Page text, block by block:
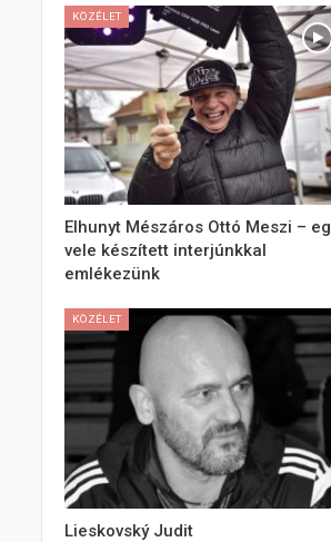
KÖZÉLET
Elhunyt Mészáros Ottó Meszi –
vele készített interjúnkkal
emlékezünk
KÖZÉLET
Lieskovský Judit